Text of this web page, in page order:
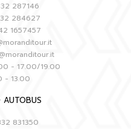
287146
284627
1657457
- 17.00/19.00
- 13.00
AUTOBUS
831350